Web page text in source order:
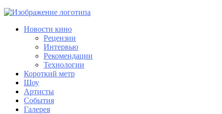
Новости кино
Рецензии
Интервью
Рекомендации
Технологии
Короткий метр
Шоу
Артисты
События
Галерея